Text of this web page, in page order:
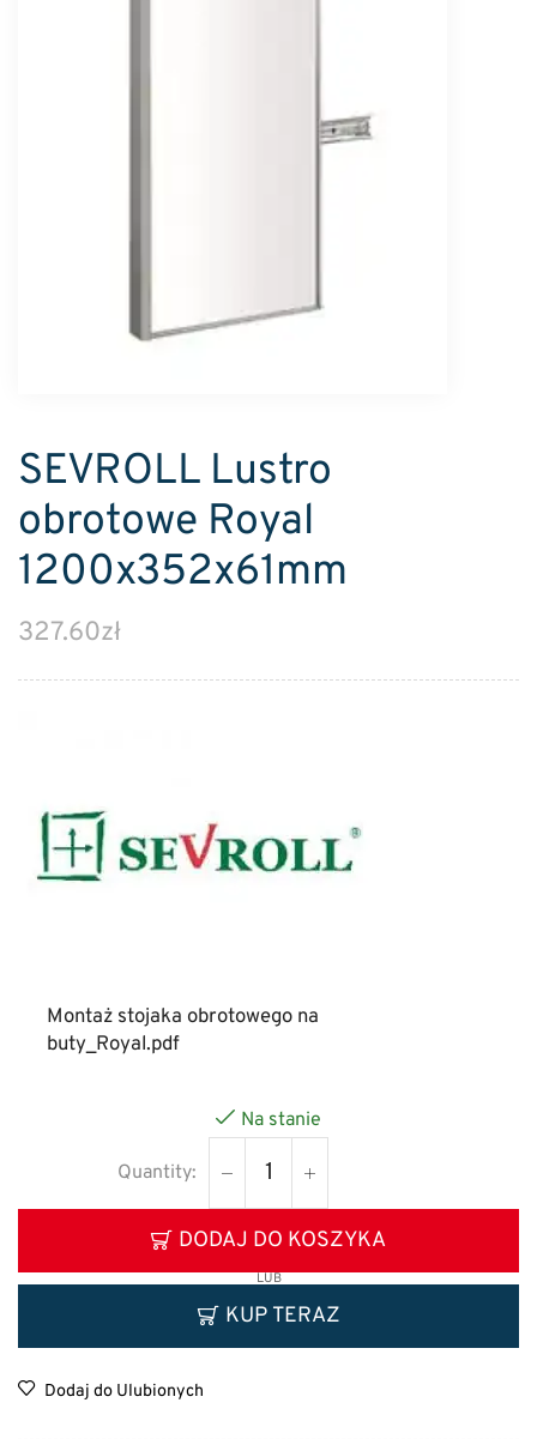
SEVROLL Lustro
obrotowe Royal
1200x352x61mm
327.60zł
Montaż stojaka obrotowego na
buty_Royal.pdf
Na stanie
DODAJ DO KOSZYKA
LUB
KUP TERAZ
Dodaj do Ulubionych